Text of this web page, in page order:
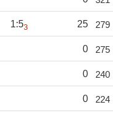
1:53 25 279
0 275
0 240
0 224